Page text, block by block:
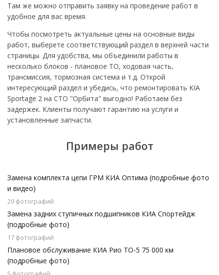
Там же можно отправить заявку на проведение работ в
удобное для вас время.
Чтобы посмотреть актуальные цены на основные виды
работ, выберете соответствующий раздел в верхней части
страницы. Для удобства, мы объединили работы в
несколько блоков - плановое ТО, ходовая часть,
трансмиссия, тормозная система и т.д. Открой
интересующий раздел и убедись, что ремонтировать KIA
Sportage 2 на СТО "Орбита" выгодно! Работаем без
задержек. Клиенты получают гарантию на услуги и
установленные запчасти.
Примеры работ
Замена комплекта цепи ГРМ КИА Оптима (подробные фото
и видео)
29 фотографий
Замена задних ступичных подшипников КИА Спортейдж
(подробные фото)
17 фотографий
Плановое обслуживание КИА Рио ТО-5 75 000 км
(подробные фото)